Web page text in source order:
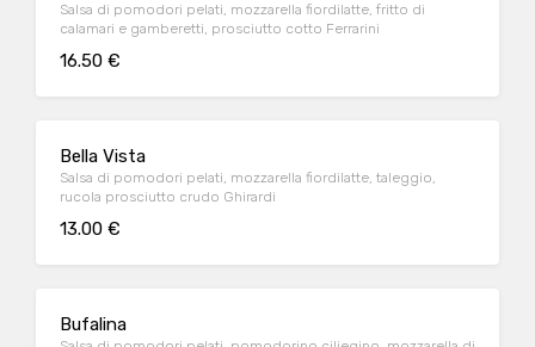
Salsa di pomodori pelati, mozzarella fiordilatte, fritto di
calamari e gamberetti, prosciutto cotto Ferrarini
16.50 €
Bella Vista
Salsa di pomodori pelati, mozzarella fiordilatte, taleggio,
rucola prosciutto crudo Ghirardi
13.00 €
Bufalina